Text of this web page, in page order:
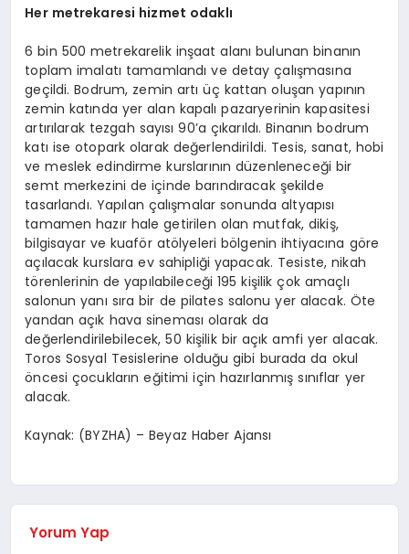
Her metrekaresi hizmet odaklı
6 bin 500 metrekarelik inşaat alanı bulunan binanın
toplam imalatı tamamlandı ve detay çalışmasına
geçildi. Bodrum, zemin artı üç kattan oluşan yapının
zemin katında yer alan kapalı pazaryerinin kapasitesi
artırılarak tezgah sayısı 90’a çıkarıldı. Binanın bodrum
katı ise otopark olarak değerlendirildi. Tesis, sanat, hobi
ve meslek edindirme kurslarının düzenleneceği bir
semt merkezini de içinde barındıracak şekilde
tasarlandı. Yapılan çalışmalar sonunda altyapısı
tamamen hazır hale getirilen olan mutfak, dikiş,
bilgisayar ve kuaför atölyeleri bölgenin ihtiyacına göre
açılacak kurslara ev sahipliği yapacak. Tesiste, nikah
törenlerinin de yapılabileceği 195 kişilik çok amaçlı
salonun yanı sıra bir de pilates salonu yer alacak. Öte
yandan açık hava sineması olarak da
değerlendirilebilecek, 50 kişilik bir açık amfi yer alacak.
Toros Sosyal Tesislerine olduğu gibi burada da okul
öncesi çocukların eğitimi için hazırlanmış sınıflar yer
alacak.
Kaynak: (BYZHA) – Beyaz Haber Ajansı
Yorum Yap